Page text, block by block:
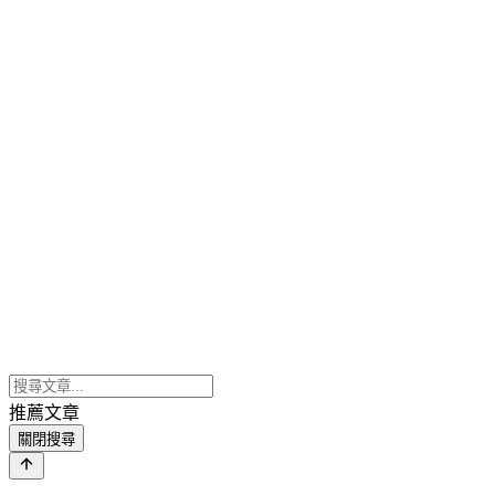
推薦文章
關閉搜尋